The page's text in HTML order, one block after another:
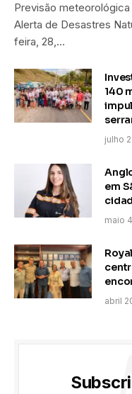
Previsão
Alerta de Desastres
feira, 28,…
140
julho
em
maio
abril